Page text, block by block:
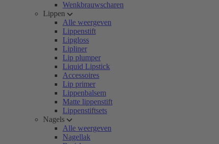
Wenkbrauwscharen
Lippen
Alle weergeven
Lippenstift
Lipgloss
Lipliner
Lip plumper
Liquid Lipstick
Accessoires
Lip primer
Lippenbalsem
Matte lippenstift
Lippenstiftsets
Nagels
Alle weergeven
Nagellak